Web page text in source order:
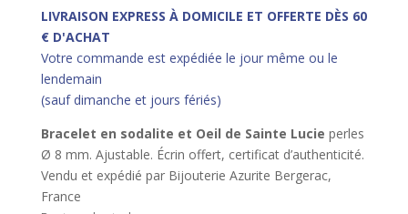
LIVRAISON EXPRESS À DOMICILE ET OFFERTE DÈS 60
€ D'ACHAT
Votre commande est expédiée le jour même ou le
lendemain
(sauf dimanche et jours fériés)
Bracelet en sodalite et Oeil de Sainte Lucie perles
Ø 8 mm. Ajustable. Écrin offert, certificat d’authenticité.
Vendu et expédié par Bijouterie Azurite Bergerac,
France